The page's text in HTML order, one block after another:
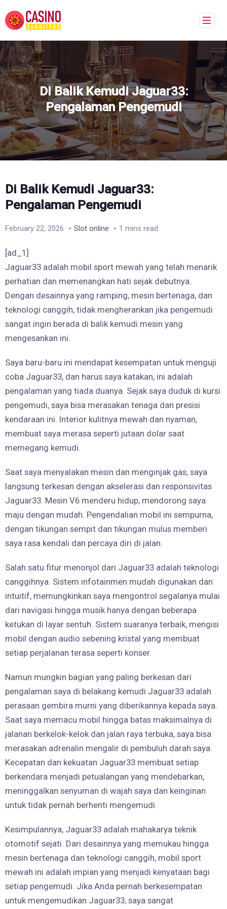
Di Balik Kemudi Jaguar33:
Pengalaman Pengemudi
Di Balik Kemudi Jaguar33:
Pengalaman Pengemudi
February 22, 2026 Slot online 1 mins read
[ad_1]
Jaguar33 adalah mobil sport mewah yang telah menarik
perhatian dan memenangkan hati sejak debutnya.
Dengan desainnya yang ramping, mesin bertenaga, dan
teknologi canggih, tidak mengherankan jika pengemudi
sangat ingin berada di balik kemudi mesin yang
mengesankan ini.
Saya baru-baru ini mendapat kesempatan untuk menguji
coba Jaguar33, dan harus saya katakan, ini adalah
pengalaman yang tiada duanya. Sejak saya duduk di kursi
pengemudi, saya bisa merasakan tenaga dan presisi
kendaraan ini. Interior kulitnya mewah dan nyaman,
membuat saya merasa seperti jutaan dolar saat
memegang kemudi.
Saat saya menyalakan mesin dan menginjak gas, saya
langsung terkesan dengan akselerasi dan responsivitas
Jaguar33. Mesin V6 menderu hidup, mendorong saya
maju dengan mudah. Pengendalian mobil ini sempurna,
dengan tikungan sempit dan tikungan mulus memberi
saya rasa kendali dan percaya diri di jalan.
Salah satu fitur menonjol dari Jaguar33 adalah teknologi
canggihnya. Sistem infotainmen mudah digunakan dan
intuitif, memungkinkan saya mengontrol segalanya mulai
dari navigasi hingga musik hanya dengan beberapa
ketukan di layar sentuh. Sistem suaranya terbaik, mengisi
mobil dengan audio sebening kristal yang membuat
setiap perjalanan terasa seperti konser.
Namun mungkin bagian yang paling berkesan dari
pengalaman saya di belakang kemudi Jaguar33 adalah
perasaan gembira murni yang diberikannya kepada saya.
Saat saya memacu mobil hingga batas maksimalnya di
jalanan berkelok-kelok dan jalan raya terbuka, saya bisa
merasakan adrenalin mengalir di pembuluh darah saya.
Kecepatan dan kekuatan Jaguar33 membuat setiap
berkendara menjadi petualangan yang mendebarkan,
meninggalkan senyuman di wajah saya dan keinginan
untuk tidak pernah berhenti mengemudi.
Kesimpulannya, Jaguar33 adalah mahakarya teknik
otomotif sejati. Dari desainnya yang memukau hingga
mesin bertenaga dan teknologi canggih, mobil sport
mewah ini adalah impian yang menjadi kenyataan bagi
setiap pengemudi. Jika Anda pernah berkesempatan
untuk mengemudikan Jaguar33, saya sangat